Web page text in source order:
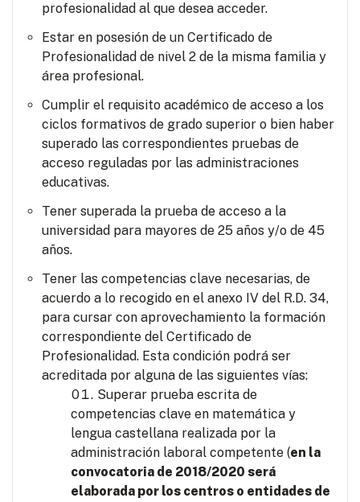
profesionalidad al que desea acceder.
Estar en posesión de un Certificado de
Profesionalidad de nivel 2 de la misma familia y
área profesional.
Cumplir el requisito académico de acceso a los
ciclos formativos de grado superior o bien haber
superado las correspondientes pruebas de
acceso reguladas por las administraciones
educativas.
Tener superada la prueba de acceso a la
universidad para mayores de 25 años y/o de 45
años.
Tener las competencias clave necesarias, de
acuerdo a lo recogido en el anexo IV del R.D. 34,
para cursar con aprovechamiento la formación
correspondiente del Certificado de
Profesionalidad. Esta condición podrá ser
acreditada por alguna de las siguientes vías:
Superar prueba escrita de
competencias clave en matemática y
lengua castellana realizada por la
administración laboral competente (en la
convocatoria de 2018/2020 será
elaborada por los centros o entidades de